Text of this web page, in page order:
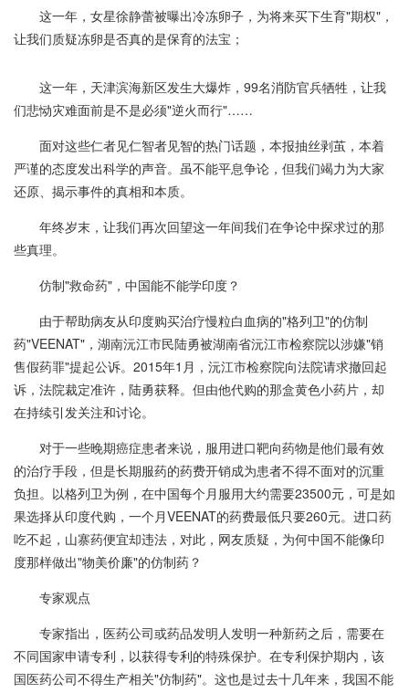
这一年，女星徐静蕾被曝出冷冻卵子，为将来买下生育"期权"，
让我们质疑冻卵是否真的是保育的法宝；
这一年，天津滨海新区发生大爆炸，99名消防官兵牺牲，让我
们悲恸灾难面前是不是必须"逆火而行"……
面对这些仁者见仁智者见智的热门话题，本报抽丝剥茧，本着
严谨的态度发出科学的声音。虽不能平息争论，但我们竭力为大家
还原、揭示事件的真相和本质。
年终岁末，让我们再次回望这一年间我们在争论中探求过的那
些真理。
仿制"救命药"，中国能不能学印度？
由于帮助病友从印度购买治疗慢粒白血病的"格列卫"的仿制
药"VEENAT"，湖南沅江市民陆勇被湖南省沅江市检察院以涉嫌"销
售假药罪"提起公诉。2015年1月，沅江市检察院向法院请求撤回起
诉，法院裁定准许，陆勇获释。但由他代购的那盒黄色小药片，却
在持续引发关注和讨论。
对于一些晚期癌症患者来说，服用进口靶向药物是他们最有效
的治疗手段，但是长期服药的药费开销成为患者不得不面对的沉重
负担。以格列卫为例，在中国每个月服用大约需要23500元，可是如
果选择从印度代购，一个月VEENAT的药费最低只要260元。进口药
吃不起，山寨药便宜却违法，对此，网友质疑，为何中国不能像印
度那样做出"物美价廉"的仿制药？
专家观点
专家指出，医药公司或药品发明人发明一种新药之后，需要在
不同国家申请专利，以获得专利的特殊保护。在专利保护期内，该
国医药公司不得生产相关"仿制药"。这也是过去十几年来，我国不能